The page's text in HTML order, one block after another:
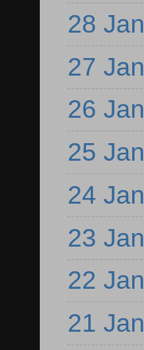
28 Jan
27 Jan
26 Jan
25 Jan
24 Jan
23 Jan
22 Jan
21 Jan